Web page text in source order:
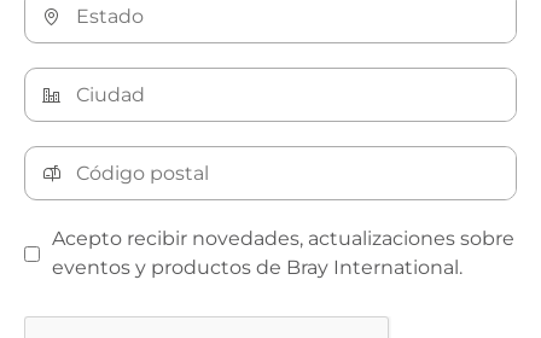
Acepto recibir novedades, actualizaciones sobre
eventos y productos de Bray International.